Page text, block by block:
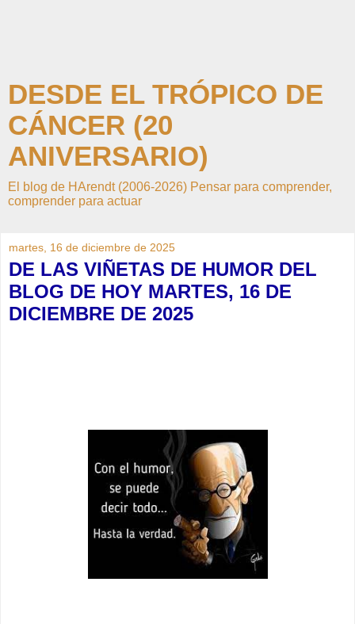
DESDE EL TRÓPICO DE
CÁNCER (20
ANIVERSARIO)
El blog de HArendt (2006-2026) Pensar para comprender,
comprender para actuar
martes, 16 de diciembre de 2025
DE LAS VIÑETAS DE HUMOR DEL
BLOG DE HOY MARTES, 16 DE
DICIEMBRE DE 2025